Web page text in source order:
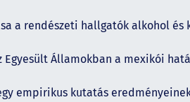
a rendészeti hallgatók alkohol
Államokban a mexikói
empirikus kutatás